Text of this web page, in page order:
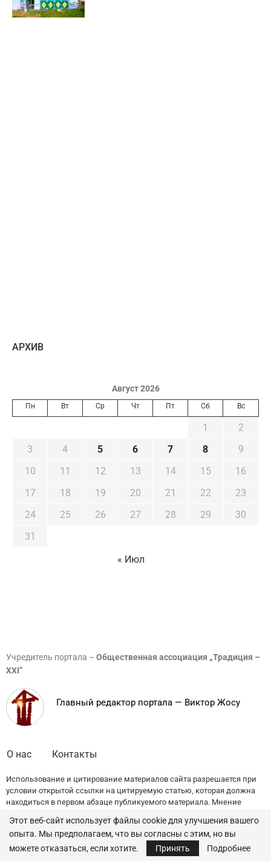
AРХИВ
Август 2026
Пн Вт Ср Чт Пт Сб Вс
1
2
3
4 5 6 7 8
9
10
11 12 13 14 15
16
17
18 19 20 21 22
23
24
25 26 27 28 29
30
31
« Июл
Учредитель портала – Общественная ассоциация „Традиция –
XXI”
Главный редактор портала — Виктор Жосу
О нас Контакты
Использование и цитирование материалов сайта разрешается при
условии открытой ссылки на цитируемую статью, которая должна
находиться в первом абзаце публикуемого материала. Мнение
© 2022 — All Rights Reserved. Traditia.md
Этот веб-сайт использует файлы cookie для улучшения вашего
опыта. Мы предполагаем, что вы согласны с этим, но вы
можете отказаться, если хотите.
Принять Подробнее